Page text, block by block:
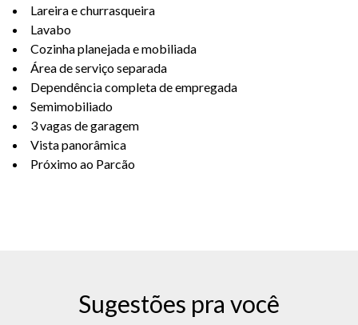
Lareira e churrasqueira
Lavabo
Cozinha planejada e mobiliada
Área de serviço separada
Dependência completa de empregada
Semimobiliado
3 vagas de garagem
Vista panorâmica
Próximo ao Parcão
Sugestões pra você